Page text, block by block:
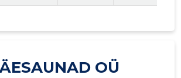
OÜ